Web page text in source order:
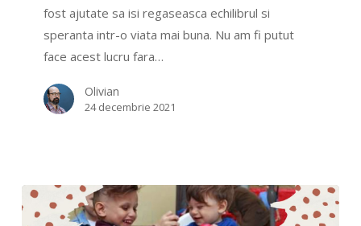
fost ajutate sa isi regaseasca echilibrul si
speranta intr-o viata mai buna. Nu am fi putut
face acest lucru fara…
Olivian
24 decembrie 2021